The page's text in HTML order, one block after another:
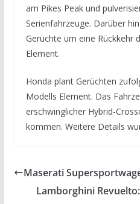
am Pikes Peak und
Serienfahrzeuge. Darüber
Gerüchte um eine Rückkehr
Element.
Honda plant Gerüchten
Modells Element. Das
erschwinglicher Hybrid-
kommen. Weitere Details
Maserati
Lamborghini